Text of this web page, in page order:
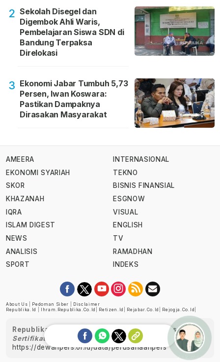
2 Sekolah Disegel dan
Digembok Ahli Waris,
Pembelajaran Siswa SDN di
Bandung Terpaksa
Direlokasi
3 Ekonomi Jabar Tumbuh 5,73
Persen, Iwan Koswara:
Pastikan Dampaknya
Dirasakan Masyarakat
AMEERA
EKONOMI SYARIAH
SKOR
KHAZANAH
IQRA
ISLAM DIGEST
NEWS
ANALISIS
SPORT
INTERNASIONAL
TEKNO
BISNIS FINANSIAL
ESGNOW
VISUAL
ENGLISH
TV
RAMADHAN
INDEKS
About Us Pedoman Siber
Disclaimer
Republika.id
Ihram.republika.co.id Retizen.id Rejabar.co.id Rejogja.co.id
Republika telah diverifikasi oleh Dewan Pers
Sertifikat Nomor 1058/DP-Verifikasi/K/XII/2022
https://dewanpers.or.id/data/perusahaanpers
Ask me!